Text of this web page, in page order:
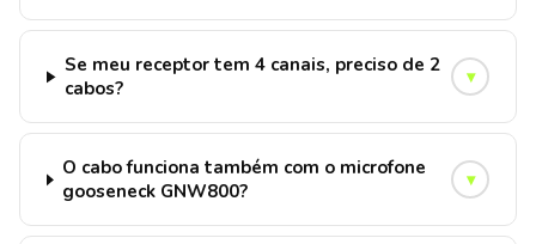
Se meu receptor tem 4 canais, preciso de 2
cabos?
▾
O cabo funciona também com o microfone
gooseneck GNW800?
▾